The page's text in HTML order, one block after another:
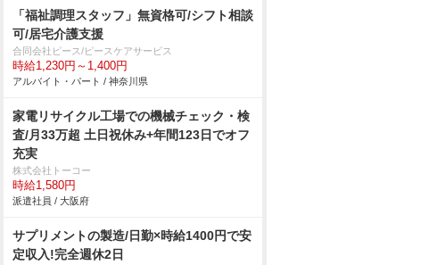
「福祉調理スタッフ」無資格可/シフト相談
可/居宅介護支援
合同会社ピース/ピースケアサービス
時給1,230円～1,400円
アルバイト・パート / 神奈川県
家電リサイクル工場での機械チェック・検
査/月33万超 土日祝休み+年間123日でオフ
充実
株式会社トーコー
時給1,580円
派遣社員 / 大阪府
サプリメントの製造/日勤×時給1400円で安
定収入!完全週休2日